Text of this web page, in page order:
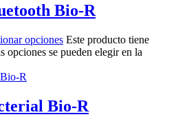
Bio-R
opciones Este producto tiene
opciones se pueden elegir en la
Bio-R